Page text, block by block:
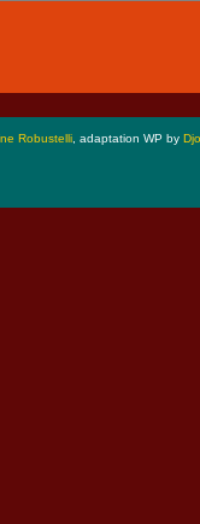
Robustelli , adaptation WP by